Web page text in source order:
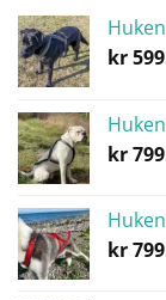
kr
kr
kr